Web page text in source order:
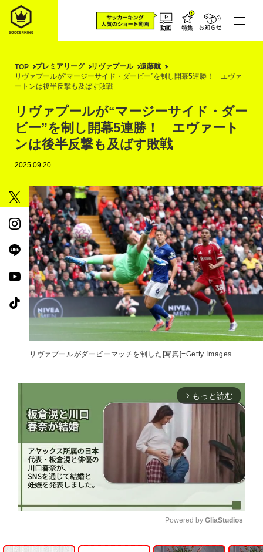
TOP プレミアリーグ リヴァプール
遠藤航
リヴァプールが“マージーサイド・ダービー”を制し開幕5連勝！ エヴァ
ートンは後半反撃も及ばす敗戦
リヴァプールが“マージーサイド・ダー
ビー”を制し開幕5連勝！ エヴァート
ンは後半反撃も及ばす敗戦
2025.09.20
リヴァプールがダービーマッチを制した[写真]=Getty Images
arrow_forward_ios もっと読む
U
Powered by GliaStudios